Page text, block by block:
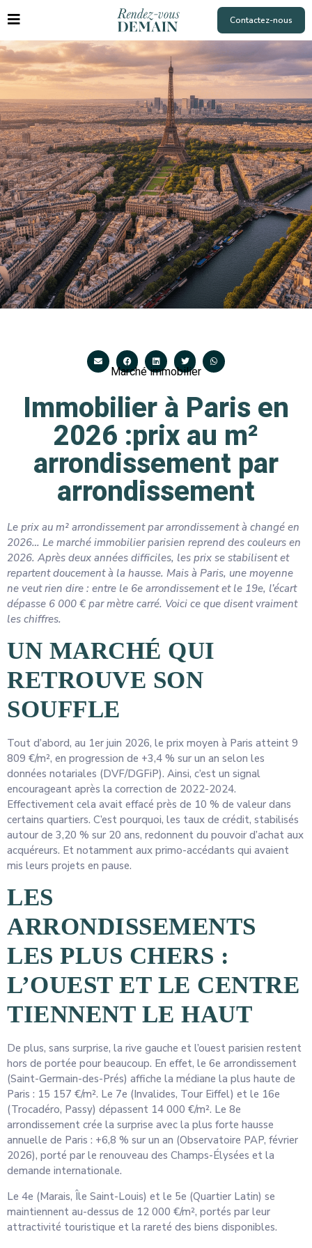
Contactez-nous
Marché immobilier
Immobilier à Paris en
2026 :prix au m²
arrondissement par
arrondissement
Le prix au m² arrondissement par arrondissement à changé en
2026… Le marché immobilier parisien reprend des couleurs en
2026. Après deux années difficiles, les prix se stabilisent et
repartent doucement à la hausse. Mais à Paris, une moyenne
ne veut rien dire : entre le 6e arrondissement et le 19e, l’écart
dépasse 6 000 € par mètre carré. Voici ce que disent vraiment
les chiffres.
UN MARCHÉ QUI
RETROUVE SON
SOUFFLE
Tout d’abord, au 1er juin 2026, le prix moyen à Paris atteint 9
809 €/m², en progression de +3,4 % sur un an selon les
données notariales (DVF/DGFiP). Ainsi, c’est un signal
encourageant après la correction de 2022-2024.
Effectivement cela avait effacé près de 10 % de valeur dans
certains quartiers. C’est pourquoi, les taux de crédit, stabilisés
autour de 3,20 % sur 20 ans, redonnent du pouvoir d’achat aux
acquéreurs. Et notamment aux primo-accédants qui avaient
mis leurs projets en pause.
LES
ARRONDISSEMENTS
LES PLUS CHERS :
L’OUEST ET LE CENTRE
TIENNENT LE HAUT
De plus, sans surprise, la rive gauche et l’ouest parisien restent
hors de portée pour beaucoup. En effet, le 6e arrondissement
(Saint-Germain-des-Prés) affiche la médiane la plus haute de
Paris : 15 157 €/m². Le 7e (Invalides, Tour Eiffel) et le 16e
(Trocadéro, Passy) dépassent 14 000 €/m². Le 8e
arrondissement crée la surprise avec la plus forte hausse
annuelle de Paris : +6,8 % sur un an (Observatoire PAP, février
2026), porté par le renouveau des Champs-Élysées et la
demande internationale.
Le 4e (Marais, Île Saint-Louis) et le 5e (Quartier Latin) se
maintiennent au-dessus de 12 000 €/m², portés par leur
attractivité touristique et la rareté des biens disponibles.